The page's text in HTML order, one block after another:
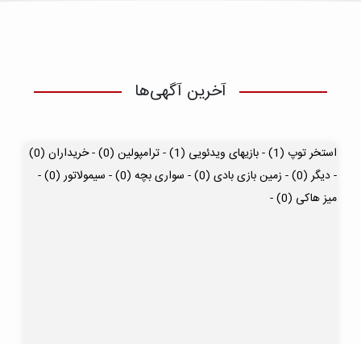
آخرین آگهی‌ها
استخر توپ (1) - بازیهای ویدئویی (1) - ترامپولین (0) -
خریداران (0)
-دیگر (0) - زمین بازی بادی (0) - سواری بچه (0) -
سیمولاتور (0) -
میز هاکی (0) -